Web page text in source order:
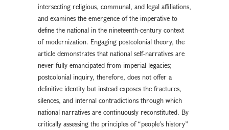
intersecting religious, communal, and legal affiliations,
and examines the emergence of the imperative to
define the national in the nineteenth-century context
of modernization. Engaging postcolonial theory, the
article demonstrates that national self-narratives are
never fully emancipated from imperial legacies;
postcolonial inquiry, therefore, does not offer a
definitive identity but instead exposes the fractures,
silences, and internal contradictions through which
national narratives are continuously reconstituted. By
critically assessing the principles of “people’s history”